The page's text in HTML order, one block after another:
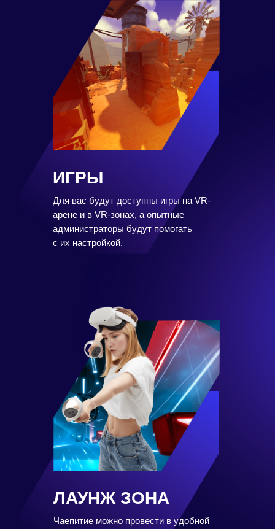
Для вас будут доступны игры на VR-
арене и в VR-зонах, а опытные
администраторы будут помогать
с их настройкой.
ИГРЫ
Чаепитие можно провести в удобной
ЛАУНЖ ЗОНА